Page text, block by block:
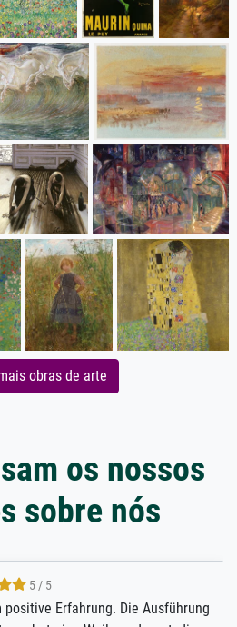
obras de arte
os nossos
sobre nós
Erfahrung. Die Ausführung